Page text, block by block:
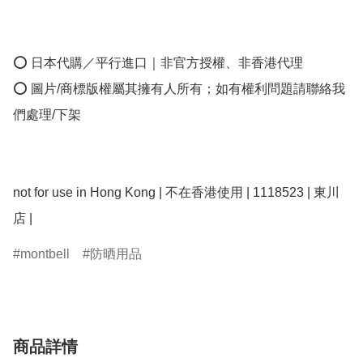
⭕ 日本代購／平行進口｜非官方授權、非香港代理
⭕ 圖片/商標版權屬其擁有人所有；如有權利問題請聯絡我
們處理/下架
not for use in Hong Kong | 不在香港使用 | 1118523 | 東川
montbell 防晒用品
商品詳情